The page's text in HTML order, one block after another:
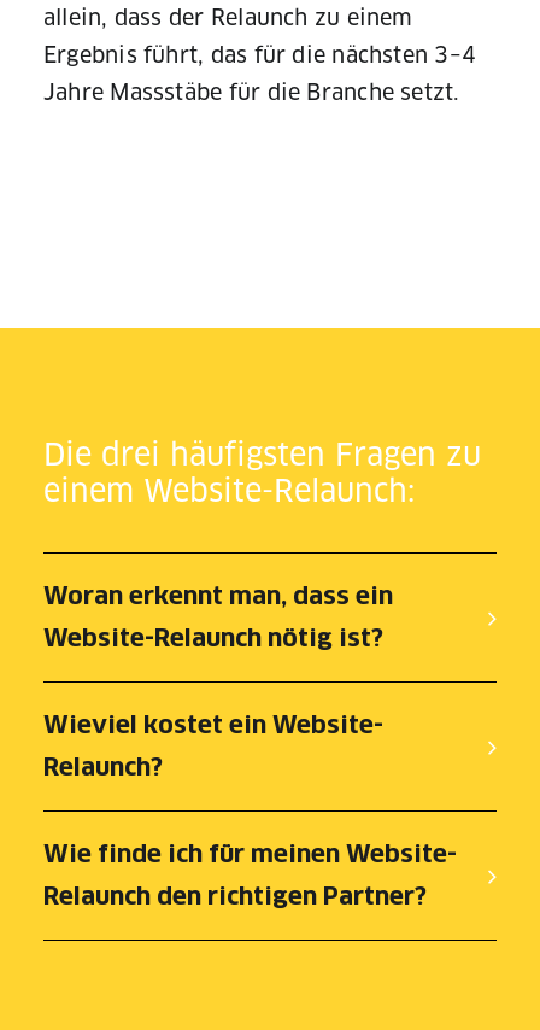
allein, dass der Relaunch zu einem
Ergebnis führt, das für die nächsten 3–4
Jahre Massstäbe für die Branche setzt.
Die drei häufigsten Fragen zu
einem Website-Relaunch:
Woran erkennt man, dass ein
Website-Relaunch nötig ist?
Wieviel kostet ein Website-
Relaunch?
Wie finde ich für meinen Website-
Relaunch den richtigen Partner?